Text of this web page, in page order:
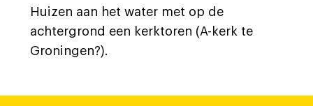
Huizen aan het water met op de
achtergrond een kerktoren (A-kerk te
Groningen?).